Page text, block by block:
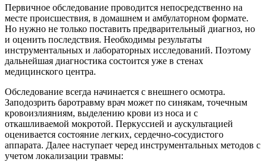
Первичное обследование проводится непосредственно на
месте происшествия, в домашнем и амбулаторном формате.
Но нужно не только поставить предварительный диагноз, но
и оценить последствия. Необходимы результаты
инструментальных и лабораторных исследований. Поэтому
дальнейшая диагностика состоится уже в стенах
медицинского центра.
Обследование всегда начинается с внешнего осмотра.
Заподозрить баротравму врач может по синякам, точечным
кровоизлияниям, выделению крови из носа и с
откашливаемой мокротой. Перкуссией и аускультацией
оценивается состояние легких, сердечно-сосудистого
аппарата. Далее наступает черед инструментальных методов с
учетом локализации травмы: